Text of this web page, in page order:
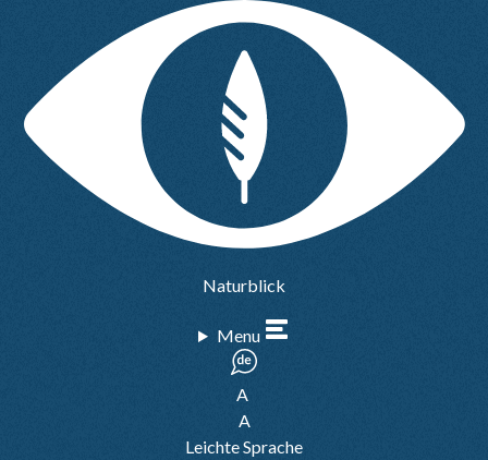
Naturblick
Menu
A
A
Leichte Sprache